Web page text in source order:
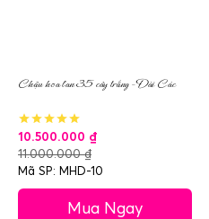
Chậu hoa lan 35 cây trắng – Đài Các
10.500.000 ₫
11.000.000₫
Mã SP: MHD-10
Mua Ngay